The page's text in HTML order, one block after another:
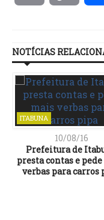
NOTÍCIAS
ITABUNA
10/08/16
Prefeitura de
presta contas e
verbas para carros